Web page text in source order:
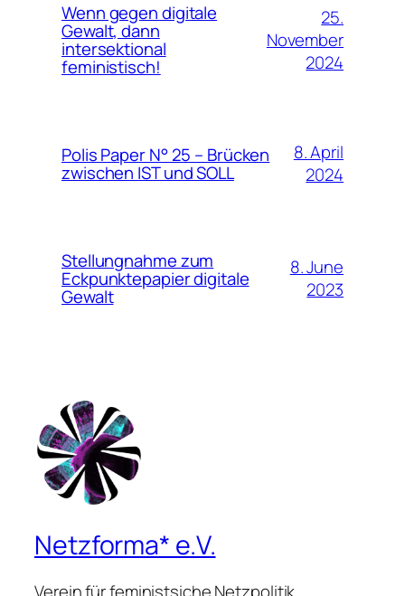
Wenn gegen digitale
Gewalt, dann
intersektional
feministisch!
25.
November
2024
Polis Paper N° 25 – Brücken
zwischen IST und SOLL
8. April
2024
Stellungnahme zum
Eckpunktepapier digitale
Gewalt
8. June
2023
Netzforma* e.V.